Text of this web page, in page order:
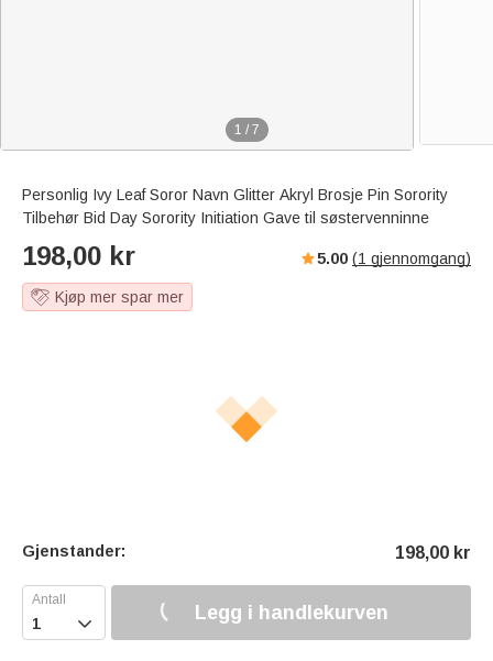
1 / 7
Personlig Ivy Leaf Soror Navn Glitter Akryl Brosje Pin Sorority
Tilbehør Bid Day Sorority Initiation Gave til søstervenninne
198,00 kr 5.00 (1 gjennomgang)
Kjøp mer spar mer
Gjenstander: 198,00 kr
 Legg i handlekurven